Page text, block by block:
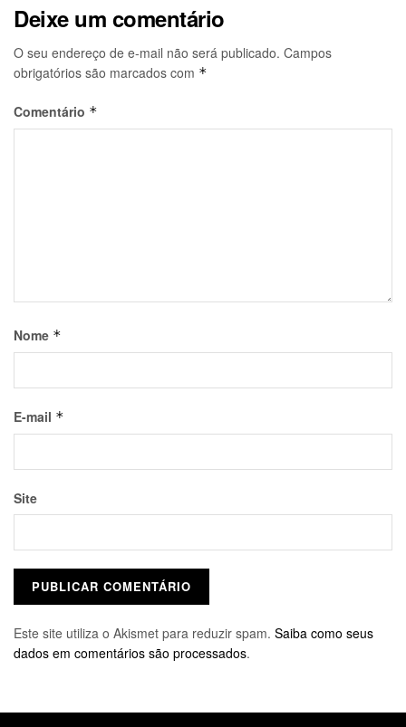
Deixe um comentário
O seu endereço de e-mail não será publicado. Campos
obrigatórios são marcados com *
Comentário *
Nome *
E-mail *
Site
Este site utiliza o Akismet para reduzir spam. Saiba como seus
dados em comentários são processados.